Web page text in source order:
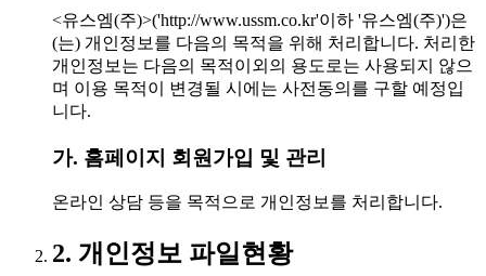
<유스엠(주)>('http://www.ussm.co.kr'이하 '유스엠(주)')은
(는) 개인정보를 다음의 목적을 위해 처리합니다. 처리한
개인정보는 다음의 목적이외의 용도로는 사용되지 않으
며 이용 목적이 변경될 시에는 사전동의를 구할 예정입
니다.
가. 홈페이지 회원가입 및 관리
온라인 상담 등을 목적으로 개인정보를 처리합니다.
2. 개인정보 파일현황